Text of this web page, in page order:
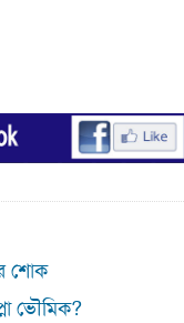
শোক
ভৌমিক?